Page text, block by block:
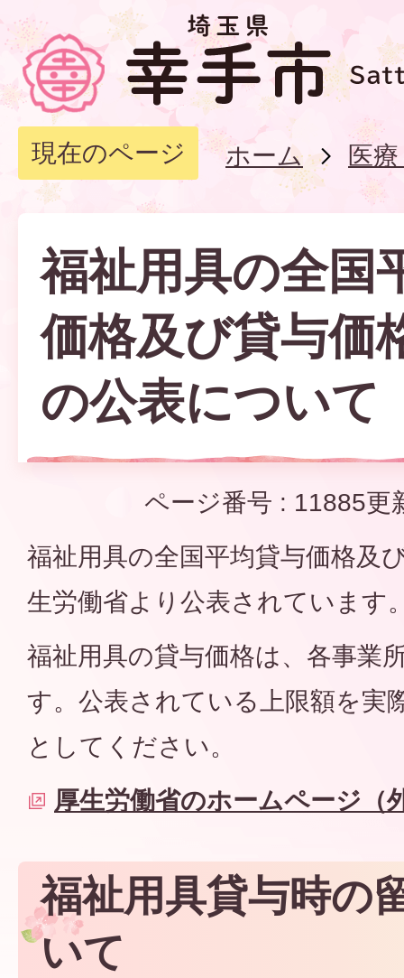
現在のページ ホーム 医
福祉用具の全国
価格及び貸与価
の公表について
ページ番号 : 11885更
福祉用具の全国平均貸与価格及
生労働省より公表されています
福祉用具の貸与価格は、各事業
す。公表されている上限額を実
としてください。
厚生労働省のホームページ（
福祉用具貸与時の
いて